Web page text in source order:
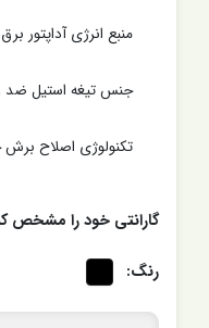
منبع انرژی آداپتور برق
جنس تیغه استیل
تکنولوژی اصلاح
گارانتی خود را مشخص
رنگ: